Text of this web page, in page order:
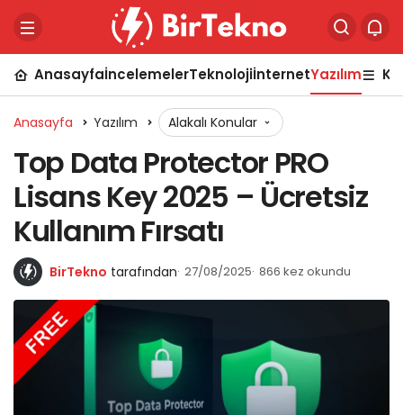
AnasayfaİncelemelerTeknolojiİnternetYazılım
Anasayfa Yazılım Alakalı Konular
Top Data Protector PRO
Lisans Key 2025 – Ücretsiz
Kullanım Fırsatı
BirTekno tarafından 27/08/2025 866 kez okundu